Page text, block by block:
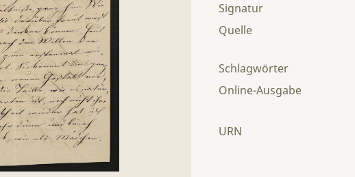
Signatur
Quelle
Schlagwörter
Online-Ausgabe
URN